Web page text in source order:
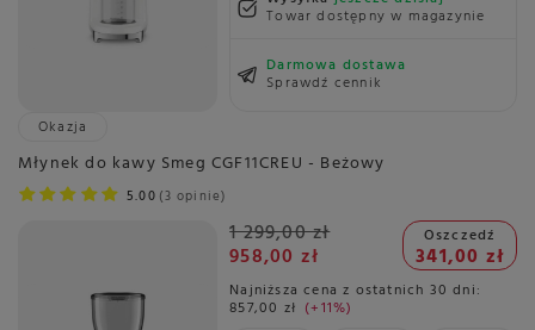
Towar dostępny w magazynie
Darmowa dostawa
Sprawdź cennik
Okazja
Młynek do kawy Smeg CGF11CREU - Beżowy
5.00 3 opinie
1 299,00 zł
958,00 zł
Oszczedź
341,00 zł
Najniższa cena z ostatnich 30 dni:
857,00 zł +11%